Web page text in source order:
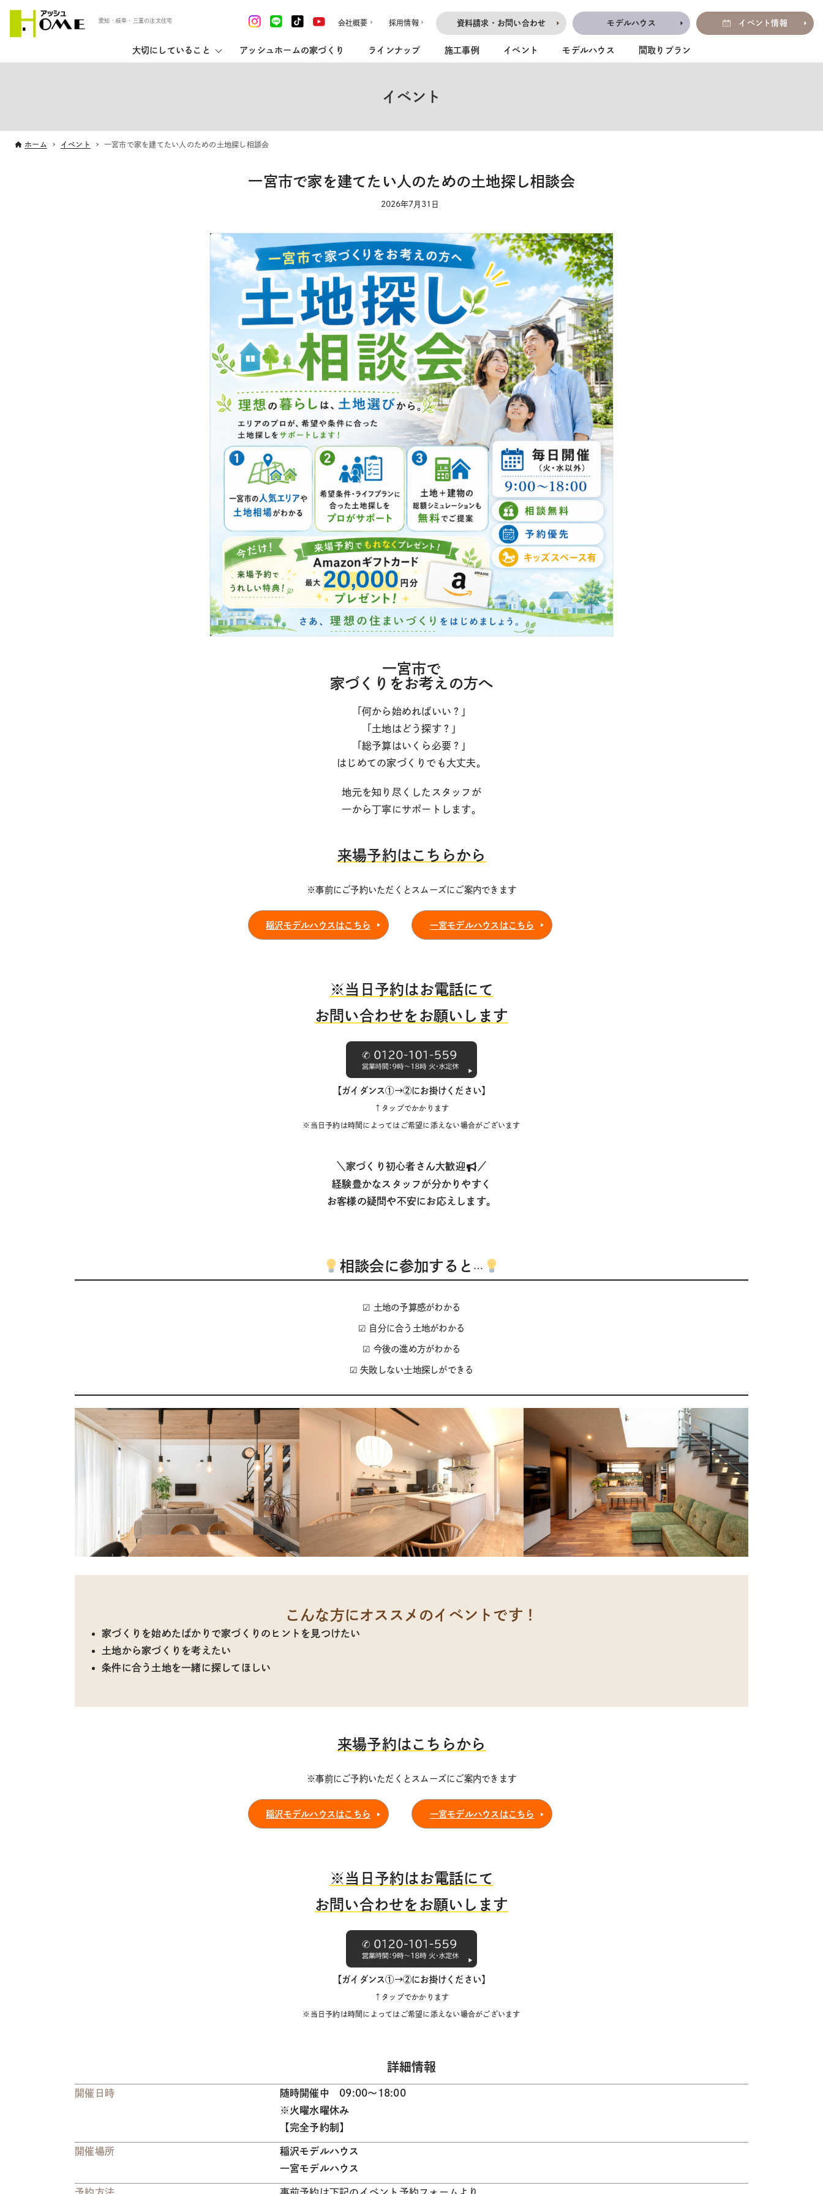
愛知・岐阜・三重の注文住宅 会社概要 採用情報 資料請求・お問い合わせ モデルハウス イベント情報
大切にしていること アッシュホームの家づくり ラインナップ 施工事例 イベント モデルハウス 間取りプラン
イベント
ホーム イベント 一宮市で家を建てたい人のための土地探し相談会
一宮市で家を建てたい人のための土地探し相談会
2026年7月31日
一宮市で
家づくりをお考えの方へ
「何から始めればいい？」
「土地はどう探す？」
「総予算はいくら必要？」
はじめての家づくりでも大丈夫。
地元を知り尽くしたスタッフが
一から丁寧にサポートします。
来場予約はこちらから
※事前にご予約いただくとスムーズにご案内できます
稲沢モデルハウスはこちら 一宮モデルハウスはこちら
※当日予約はお電話にて
お問い合わせをお願いします
【ガイダンス①→②にお掛けください】
↑タップでかかります
※当日予約は時間によってはご希望に添えない場合がございます
＼家づくり初心者さん大歓迎
／
経験豊かなスタッフが分かりやすく
お客様の疑問や不安にお応えします。
相談会に参加すると …
☑︎ 土地の予算感がわかる
☑︎ 自分に合う土地がわかる
☑︎ 今後の進め方がわかる
☑︎ 失敗しない土地探しができる
こんな方にオススメのイベントです！
家づくりを始めたばかりで家づくりのヒントを見つけたい
土地から家づくりを考えたい
条件に合う土地を一緒に探してほしい
来場予約はこちらから
※事前にご予約いただくとスムーズにご案内できます
稲沢モデルハウスはこちら 一宮モデルハウスはこちら
※当日予約はお電話にて
お問い合わせをお願いします
【ガイダンス①→②にお掛けください】
↑タップでかかります
※当日予約は時間によってはご希望に添えない場合がございます
詳細情報
開催日時
随時開催中 09:00〜18:00
※火曜水曜休み
【完全予約制】
開催場所
稲沢モデルハウス
一宮モデルハウス